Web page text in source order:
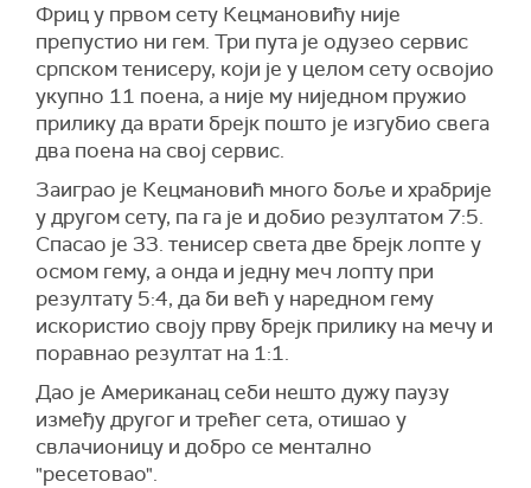
Фриц у првом сету Кецмановићу није
препустио ни гем. Три пута је одузео сервис
српском тенисеру, који је у целом сету освојио
укупно 11 поена, а није му ниједном пружио
прилику да врати брејк пошто је изгубио свега
два поена на свој сервис.
Заиграо је Кецмановић много боље и храбрије
у другом сету, па га је и добио резултатом 7:5.
Спасао је 33. тенисер света две брејк лопте у
осмом гему, а онда и једну меч лопту при
резултату 5:4, да би већ у наредном гему
искористио своју прву брејк прилику на мечу и
поравнао резултат на 1:1.
Дао је Американац себи нешто дужу паузу
између другог и трећег сета, отишао у
свлачионицу и добро се ментално
"ресетовао".